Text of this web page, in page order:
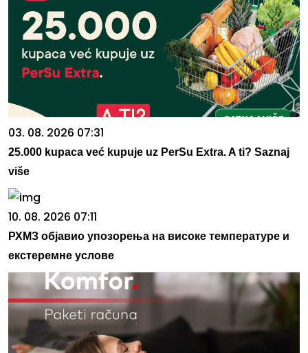
03. 08. 2026 07:31
25.000 kupaca već kupuje uz PerSu Extra. A ti? Saznaj
više
10. 08. 2026 07:11
РХМЗ објавио упозорења на високе температуре и
екстеремне услове